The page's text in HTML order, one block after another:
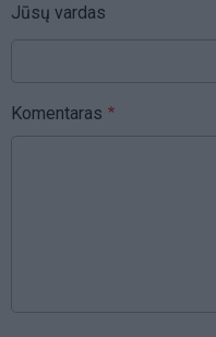
Jūsų vardas
Komentaras